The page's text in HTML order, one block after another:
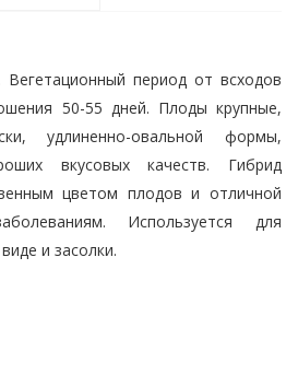
Вегетационный период от всходов
50-55 дней. Плоды крупные,
удлиненно-овальной формы,
вкусовых качеств. Гибрид
цветом плодов и отличной
Используется для
и засолки.